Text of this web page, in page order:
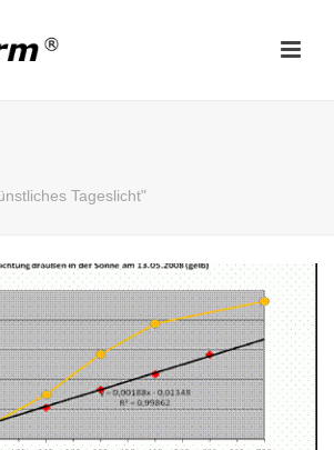
Tageslicht"